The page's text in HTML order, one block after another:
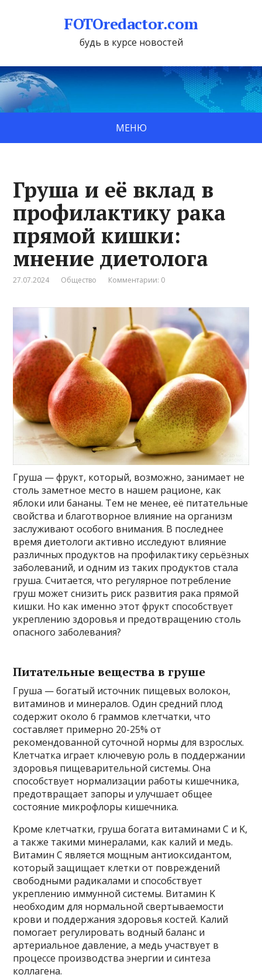
FOTOredactor.com
будь в курсе новостей
МЕНЮ
Груша и её вклад в
профилактику рака
прямой кишки:
мнение диетолога
27.07.2024 Общество Комментарии: 0
Груша — фрукт, который, возможно, занимает не
столь заметное место в нашем рационе, как
яблоки или бананы. Тем не менее, её питательные
свойства и благотворное влияние на организм
заслуживают особого внимания. В последнее
время диетологи активно исследуют влияние
различных продуктов на профилактику серьёзных
заболеваний, и одним из таких продуктов стала
груша. Считается, что регулярное потребление
груш может снизить риск развития рака прямой
кишки. Но как именно этот фрукт способствует
укреплению здоровья и предотвращению столь
опасного заболевания?
Питательные вещества в груше
Груша — богатый источник пищевых волокон,
витаминов и минералов. Один средний плод
содержит около 6 граммов клетчатки, что
составляет примерно 20-25% от
рекомендованной суточной нормы для взрослых.
Клетчатка играет ключевую роль в поддержании
здоровья пищеварительной системы. Она
способствует нормализации работы кишечника,
предотвращает запоры и улучшает общее
состояние микрофлоры кишечника.
Кроме клетчатки, груша богата витаминами C и K,
а также такими минералами, как калий и медь.
Витамин C является мощным антиоксидантом,
который защищает клетки от повреждений
свободными радикалами и способствует
укреплению иммунной системы. Витамин K
необходим для нормальной свертываемости
крови и поддержания здоровья костей. Калий
помогает регулировать водный баланс и
артериальное давление, а медь участвует в
процессе производства энергии и синтеза
коллагена.